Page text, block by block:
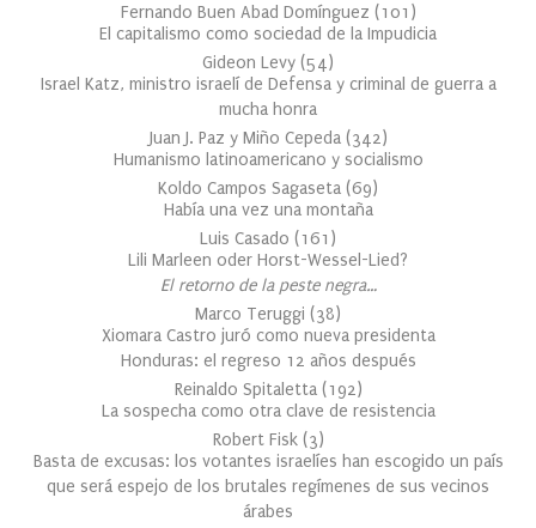
Fernando Buen Abad Domínguez (101 )
El capitalismo como sociedad de la Impudicia
Gideon Levy (54)
Israel Katz, ministro israelí de Defensa y criminal de guerra a
mucha honra
Juan J. Paz y Miño Cepeda (342)
Humanismo latinoamericano y socialismo
Koldo Campos Sagaseta (69)
Había una vez una montaña
Luis Casado (161 )
Lili Marleen oder Horst-Wessel-Lied?
El retorno de la peste negra…
Marco Teruggi (38)
Xiomara Castro juró como nueva presidenta
Honduras: el regreso 12 años después
Reinaldo Spitaletta (192)
La sospecha como otra clave de resistencia
Robert Fisk (3)
Basta de excusas: los votantes israelíes han escogido un país
que será espejo de los brutales regímenes de sus vecinos
árabes